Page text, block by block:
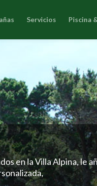
Servicios Piscina
en la Villa Alpina, le